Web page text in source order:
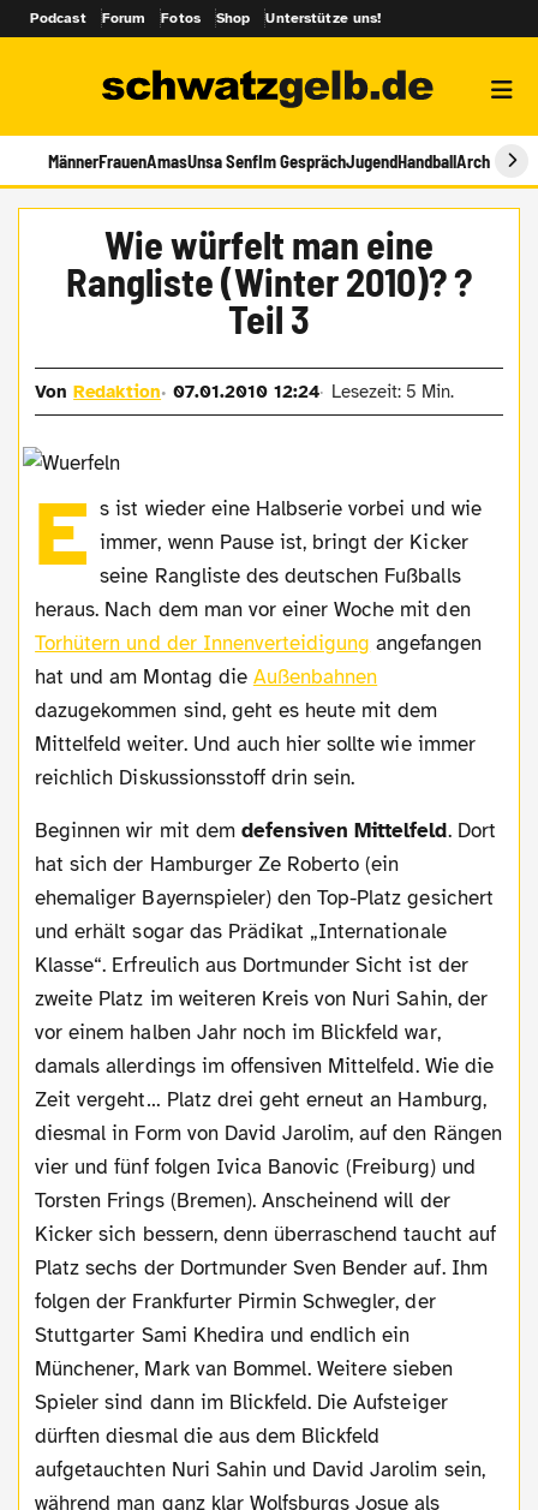
Podcast Forum Fotos Shop Unterstütze uns!
MännerFrauenAmasUnsa SenfIm GesprächJugendHandballArchiv
Wie würfelt man eine
Rangliste (Winter 2010)? ?
Teil 3
VonRedaktion 07.01.2010 12:24 Lesezeit: 5 Min.
E s ist wieder eine Halbserie vorbei und wie
immer, wenn Pause ist, bringt der Kicker
seine Rangliste des deutschen Fußballs
heraus. Nach dem man vor einer Woche mit den
Torhütern und der Innenverteidigung angefangen
hat und am Montag die Außenbahnen
dazugekommen sind, geht es heute mit dem
Mittelfeld weiter. Und auch hier sollte wie immer
reichlich Diskussionsstoff drin sein.
Beginnen wir mit dem defensiven Mittelfeld. Dort
hat sich der Hamburger Ze Roberto (ein
ehemaliger Bayernspieler) den Top-Platz gesichert
und erhält sogar das Prädikat „Internationale
Klasse“. Erfreulich aus Dortmunder Sicht ist der
zweite Platz im weiteren Kreis von Nuri Sahin, der
vor einem halben Jahr noch im Blickfeld war,
damals allerdings im offensiven Mittelfeld. Wie die
Zeit vergeht… Platz drei geht erneut an Hamburg,
diesmal in Form von David Jarolim, auf den Rängen
vier und fünf folgen Ivica Banovic (Freiburg) und
Torsten Frings (Bremen). Anscheinend will der
Kicker sich bessern, denn überraschend taucht auf
Platz sechs der Dortmunder Sven Bender auf. Ihm
folgen der Frankfurter Pirmin Schwegler, der
Stuttgarter Sami Khedira und endlich ein
Münchener, Mark van Bommel. Weitere sieben
Spieler sind dann im Blickfeld. Die Aufsteiger
dürften diesmal die aus dem Blickfeld
aufgetauchten Nuri Sahin und David Jarolim sein,
während man ganz klar Wolfsburgs Josue als